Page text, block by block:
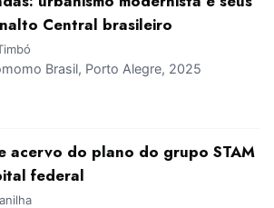
Central brasileiro
Brasil, Porto Alegre, 2025
acervo do plano do grupo STAM
federal